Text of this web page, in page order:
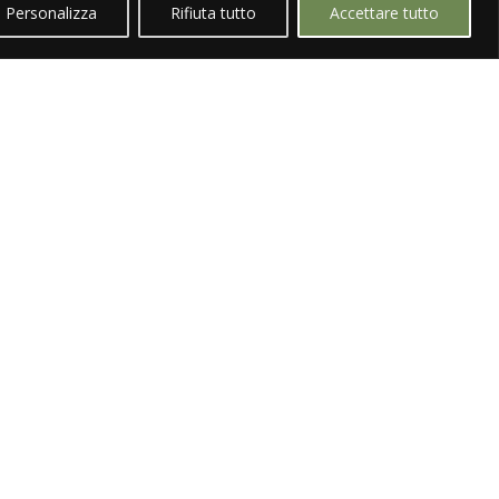
Personalizza Rifiuta tutto Accettare tutto